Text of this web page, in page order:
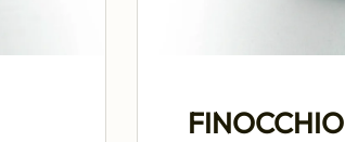
FINOCCHIO